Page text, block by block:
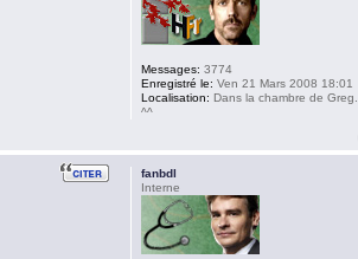
Messages: 3774
Enregistré le: Ven 21 Mars 2008 18:01
Localisation: Dans la chambre de Greg.
^^
fanbdl
Interne